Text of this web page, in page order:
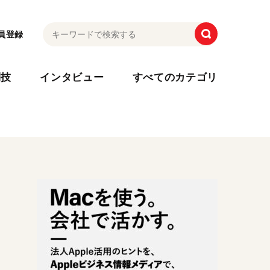
登録
インタビュー すべてのカテゴリ